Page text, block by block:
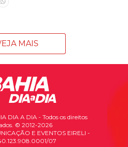
MAIS
DIA A DIA - Todos os direitos
© 2012-2026
E EVENTOS EIRELI -
07